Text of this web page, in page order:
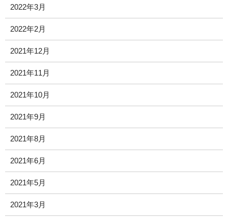
2022年3月
2022年2月
2021年12月
2021年11月
2021年10月
2021年9月
2021年8月
2021年6月
2021年5月
2021年3月